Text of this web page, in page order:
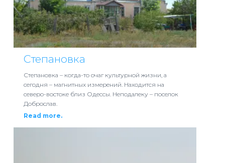
Степановка
Степановка – когда-то очаг культурной жизни, а
сегодня – магнитных измерений. Находится на
северо-востоке близ Одессы. Неподалеку – поселок
Доброслав.
Read more.